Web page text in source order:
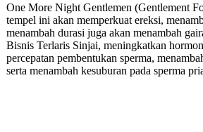
One More Night Gentlemen (Gentlement
tempel ini akan memperkuat ereksi,
menambah durasi juga akan menambah
Bisnis Terlaris Sinjai, meningkatkan
percepatan pembentukan sperma,
serta menambah kesuburan pada sperma